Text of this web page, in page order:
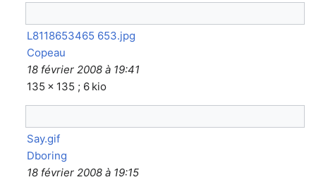
L8118653465 653.jpg
Copeau
18 février 2008 à 19:41
135 × 135 ; 6 kio
Say.gif
Dboring
18 février 2008 à 19:15